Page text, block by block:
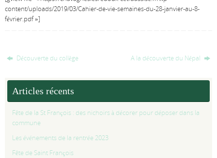
content/uploads/2019/03/Cahier-de-vie-semaines-du-28-janvier-au-8-
février.pdf »]
Découverte du collège A la découverte du Népal
Articles récents
Fête de la St François : des nichoirs à décorer pour déposer dans la
commune
Les événements de la rentrée 2023
Fête de Saint François